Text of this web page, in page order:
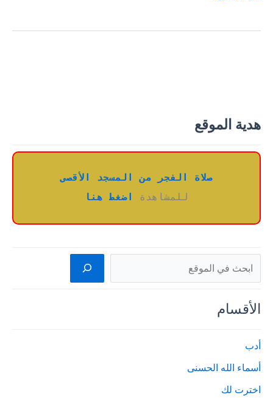
هدية الموقع
صلاة الفجر من المسجد الأقصى
للمشاهدة
اضغط هنا
البحث
الأقسام
أدب
أسماء الله الحسنى
اخترت لك